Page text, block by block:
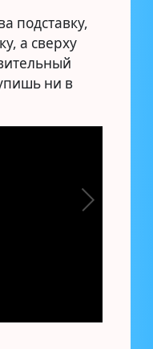
подставку,
а сверху
ни в